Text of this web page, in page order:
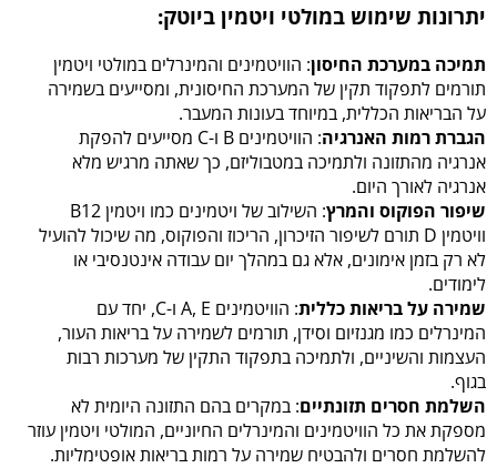
יתרונות שימוש במולטי ויטמין ביוטק:
תמיכה במערכת החיסון: הוויטמינים והמינרלים במולטי ויטמין
תורמים לתפקוד תקין של המערכת החיסונית, ומסייעים בשמירה
על הבריאות הכללית, במיוחד בעונות המעבר.
הגברת רמות האנרגיה
: הוויטמינים B ו-C מסייעים להפקת
אנרגיה מהתזונה ולתמיכה במטבוליזם, כך שאתה מרגיש מלא
אנרגיה לאורך היום.
שיפור הפוקוס והמרץ
: השילוב של ויטמינים כמו ויטמין B12
וויטמין D תורם לשיפור הזיכרון, הריכוז והפוקוס, מה שיכול להועיל
לא רק בזמן אימונים, אלא גם במהלך יום עבודה אינטנסיבי או
לימודים.
שמירה על בריאות כללית
: הוויטמינים A, E ו-C, יחד עם
המינרלים כמו מגנזיום וסידן, תורמים לשמירה על בריאות העור,
העצמות והשיניים, ולתמיכה בתפקוד התקין של מערכות רבות
בגוף.
השלמת חסרים תזונתיים: במקרים בהם התזונה היומית לא
מספקת את כל הוויטמינים והמינרלים החיוניים, המולטי ויטמין עוזר
להשלמת חסרים ולהבטיח שמירה על רמות בריאות אופטימליות.